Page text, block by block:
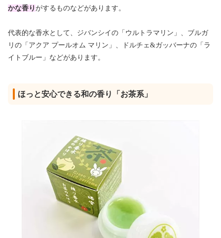
かな香り がするものなどがあります。
代表的な香水として、ジバンシイの「ウルトラマリン」、ブルガ
リの「アクア プールオム マリン」、ドルチェ&ガッバーナの「ラ
イトブルー」などがあります。
ほっと安心できる和の香り「お茶系」